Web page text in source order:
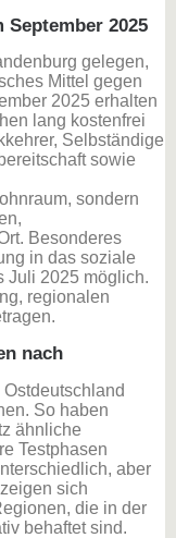
2025
gelegen,
Mittel gegen
2025 erhalten
lang kostenfrei
Selbständige
sowie
sondern
Besonderes
in das soziale
Juli 2025 möglich.
regionalen
nach
So haben
ähnliche
Testphasen
aber
sich
die in der
behaftet sind.